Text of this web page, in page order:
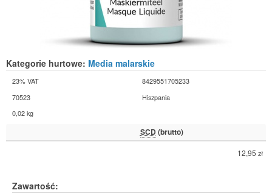
Kategorie hurtowe: Media malarskie
23% VAT
8429551705233
70523
Hiszpania
0,02 kg
SCD (brutto)
12,95 zł
Zawartość: